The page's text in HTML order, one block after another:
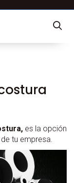
es la opción
tu empresa.